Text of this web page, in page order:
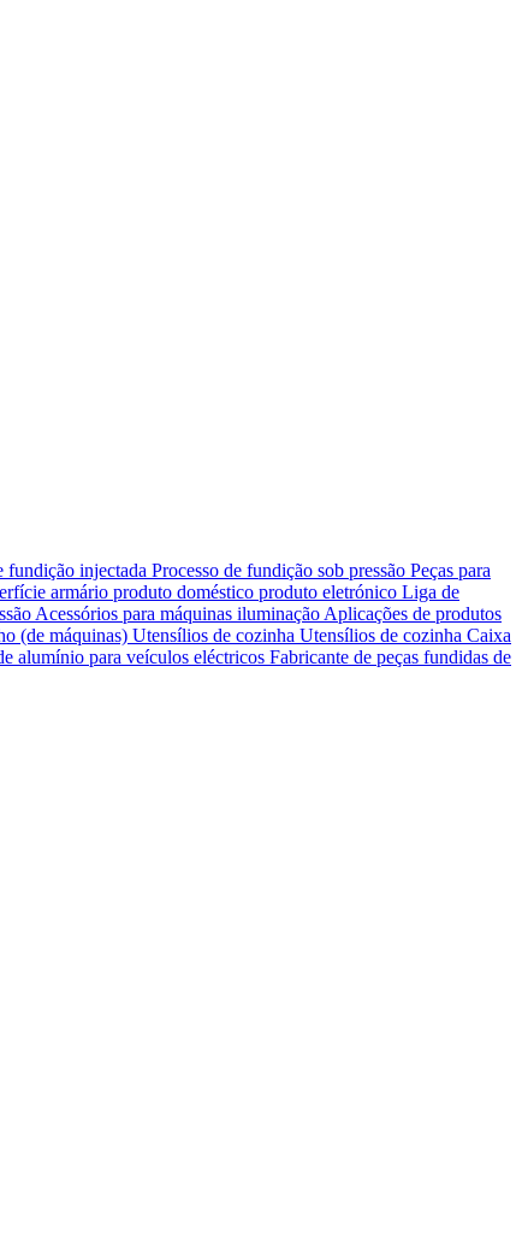
fundição injectada Processo de fundição sob pressão Peças para
armário produto doméstico produto eletrónico Liga de
Acessórios para máquinas iluminação Aplicações de produtos
(de máquinas) Utensílios de cozinha Utensílios de cozinha Caixa
alumínio para veículos eléctricos Fabricante de peças fundidas de